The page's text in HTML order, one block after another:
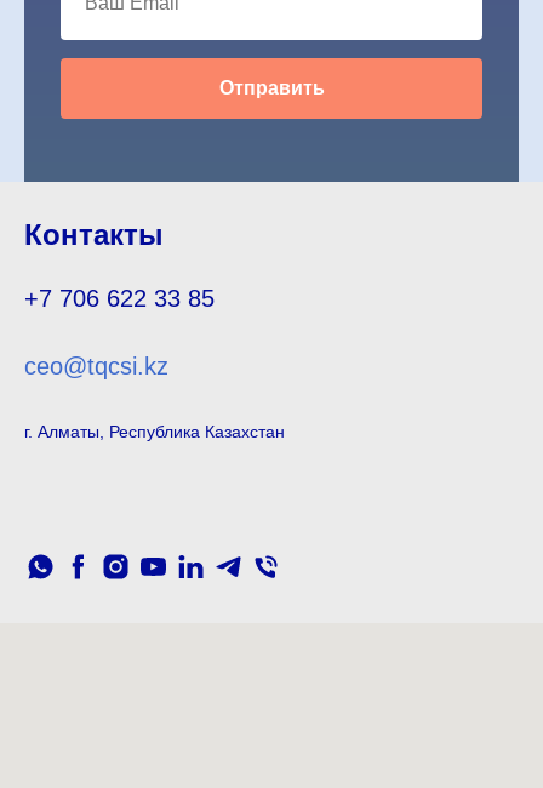
Отправить
Контакты
+7 706 622 33 85
ceo@tqcsi.kz
г. Алматы, Республика Казахстан